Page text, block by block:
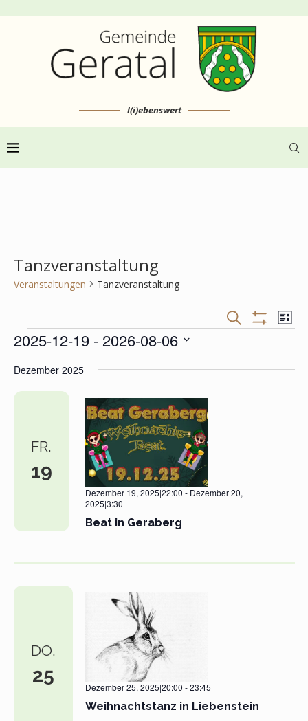
l(i)ebenswert
Tanzveranstaltung
Veranstaltungen Tanzveranstaltung
Veranstaltungen
Suche
SUCHE
FilterLISTE
Veranstaltungen
2025-12-19 - 2026-08-06
wählen.
Dezember 2025
FR.
19
Beat in Geraberg
Dezember 19, 2025|22:00 - Dezember 20,
2025|3:30
DO.
25
Weihnachtstanz in Liebenstein
Dezember 25, 2025|20:00 -23:45